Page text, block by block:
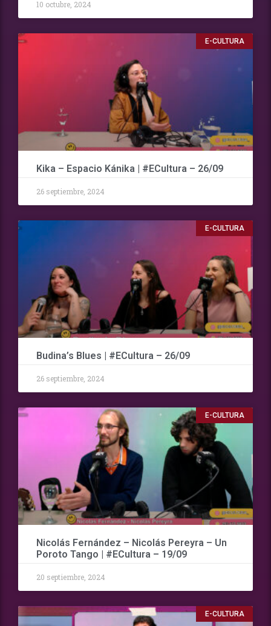
10 octubre, 2024
E-CULTURA
Kika – Espacio Kánika | #ECultura – 26/09
26 septiembre, 2024
E-CULTURA
Budina’s Blues | #ECultura – 26/09
26 septiembre, 2024
E-CULTURA
Nicolás Fernández – Nicolás Pereyra – Un
Poroto Tango | #ECultura – 19/09
20 septiembre, 2024
E-CULTURA